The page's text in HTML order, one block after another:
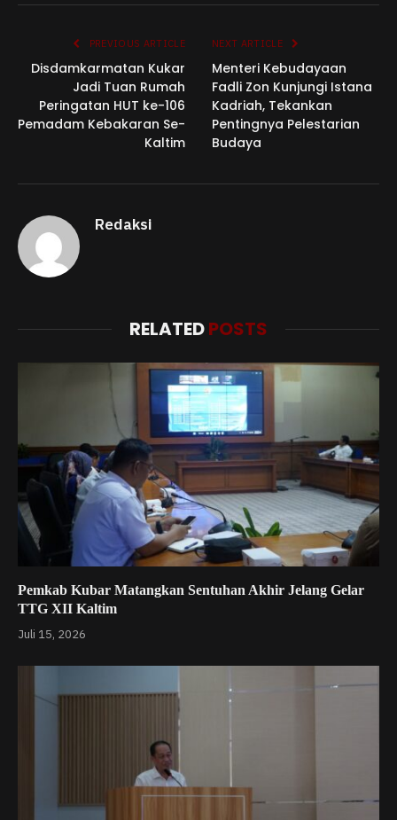
PREVIOUS ARTICLE
Disdamkarmatan Kukar
Jadi Tuan Rumah
Peringatan HUT ke-106
Pemadam Kebakaran Se-
Kaltim
NEXT ARTICLE
Menteri Kebudayaan
Fadli Zon Kunjungi Istana
Kadriah, Tekankan
Pentingnya Pelestarian
Budaya
Redaksi
RELATEDPOSTS
Pemkab Kubar Matangkan Sentuhan Akhir Jelang Gelar
TTG XII Kaltim
Juli 15, 2026